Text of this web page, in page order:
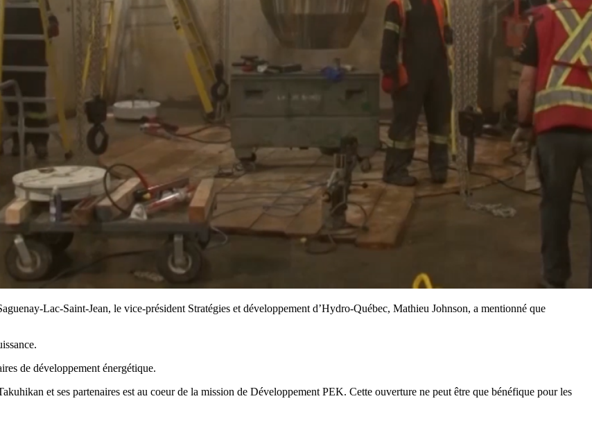
Lac-Saint-Jean, le vice-président Stratégies et développement d’Hydro-Québec, Mathieu Johnson, a mentionné que
de développement énergétique.
et ses partenaires est au coeur de la mission de Développement PEK. Cette ouverture ne peut être que bénéfique pour les